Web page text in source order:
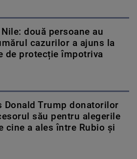
două persoane au
cazurilor a ajuns la
de protecție împotriva
Donald Trump donatorilor
său pentru alegerile
cine a ales între Rubio și